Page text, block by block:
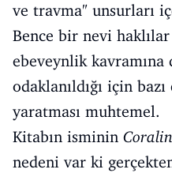
ve travma" unsurları
Bence bir nevi
ebeveynlik kavramına
odaklanıldığı için
yaratması muhtemel.
Kitabın isminin
nedeni var ki